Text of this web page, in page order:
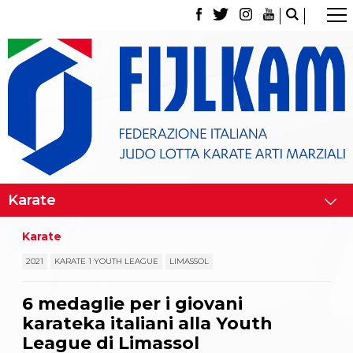
La Federazione
Tesseramento
Contatti
Norme e modulistica Affiliazioni e Tesseramenti
Classifica Società Sportive con più di 100 atleti
tesserati
Giustizia Sportiva
Partners
La disciplina
News
Attività Didattica
Karate
2021 KARATE 1 YOUTH LEAGUE LIMASSOL
6 medaglie per i giovani
karateka italiani alla Youth
League di Limassol